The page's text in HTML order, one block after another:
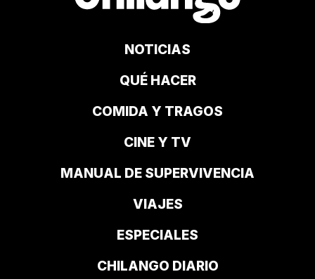
NOTICIAS
QUÉ HACER
COMIDA Y TRAGOS
CINE Y TV
MANUAL DE SUPERVIVENCIA
VIAJES
ESPECIALES
CHILANGO DIARIO